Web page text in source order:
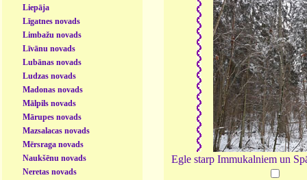
Liepāja
Līgatnes novads
Limbažu novads
Līvānu novads
Lubānas novads
Ludzas novads
Madonas novads
Mālpils novads
Mārupes novads
Mazsalacas novads
Mērsraga novads
Naukšēnu novads
Neretas novads
Egle starp Immukalniem un